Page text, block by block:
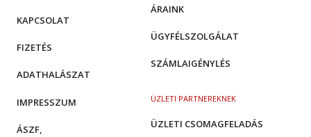
ÁRAINK
ÜGYFÉLSZOLGÁLAT
SZÁMLAIGÉNYLÉS
ÜZLETI PARTNEREKNEK
ÜZLETI CSOMAGFELADÁS
KAPCSOLAT
FIZETÉS
ADATHALÁSZAT
IMPRESSZUM
ÁSZF,